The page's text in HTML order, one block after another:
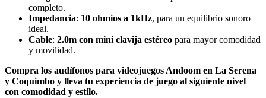
completo.
Impedancia: 10 ohmios a 1kHz, para un equilibrio sonoro
ideal.
Cable: 2.0m con mini clavija estéreo para mayor comodidad
y movilidad.
Compra los audífonos para videojuegos Andoom en La Serena
y Coquimbo y lleva tu experiencia de juego al siguiente nivel
con comodidad y estilo.